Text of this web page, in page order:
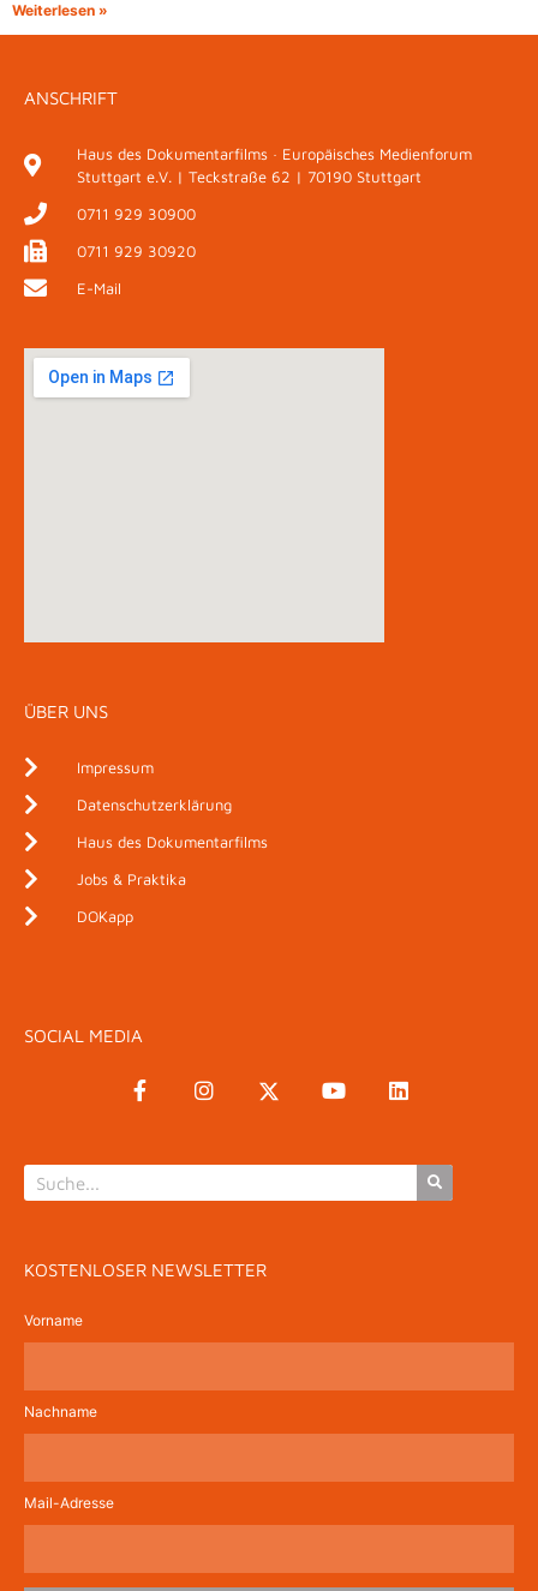
Weiterlesen »
ANSCHRIFT
Haus des Dokumentarfilms · Europäisches Medienforum
Stuttgart e.V. | Teckstraße 62 | 70190 Stuttgart
0711 929 30900
0711 929 30920
E-Mail
ÜBER UNS
Impressum
Datenschutzerklärung
Haus des Dokumentarfilms
Jobs & Praktika
DOKapp
SOCIAL MEDIA
KOSTENLOSER NEWSLETTER
Vorname
Nachname
Mail-Adresse